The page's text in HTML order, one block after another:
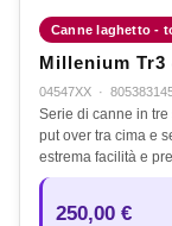
Canne laghetto -
Millenium Tr3
04547XX ·
Serie di canne in
put over tra cima e
estrema facilità e
250,00 €